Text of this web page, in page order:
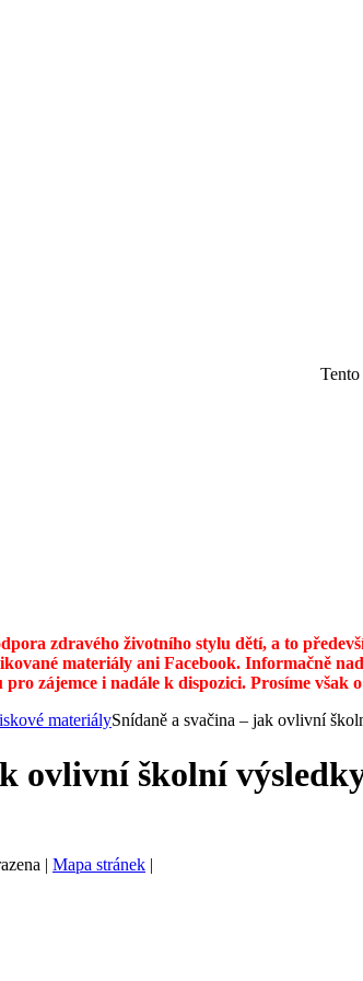
zdravého životního stylu dětí, a to
materiály ani Facebook. Informačně
zájemce i nadále k dispozici. Prosíme však
materiálySnídaně a svačina – jak ovlivní
ovlivní školní
| Mapa stránek |